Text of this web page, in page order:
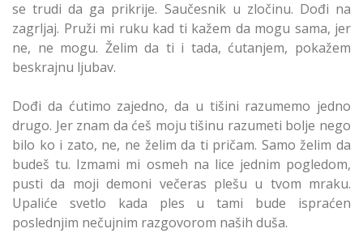
se trudi da ga prikrije. Saučesnik u zločinu. Dođi na
zagrljaj. Pruži mi ruku kad ti kažem da mogu sama, jer
ne, ne mogu. Želim da ti i tada, ćutanjem, pokažem
beskrajnu ljubav.
Dođi da ćutimo zajedno, da u tišini razumemo jedno
drugo. Jer znam da ćeš moju tišinu razumeti bolje nego
bilo ko i zato, ne, ne želim da ti pričam. Samo želim da
budeš tu. Izmami mi osmeh na lice jednim pogledom,
pusti da moji demoni večeras plešu u tvom mraku.
Upaliće svetlo kada ples u tami bude ispraćen
poslednjim nečujnim razgovorom naših duša.